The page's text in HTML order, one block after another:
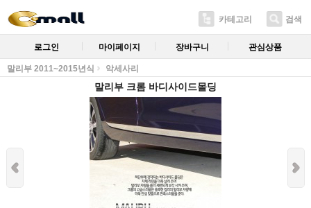
카테고리 검색
로그인 마이페이지 장바구니 관심상품
말리부 2011~2015년식 악세사리
말리부 크롬 바디사이드몰딩